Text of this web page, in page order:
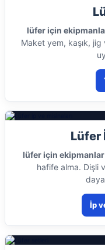
lüfer için
Maket yem, kaşık,
Lüfer
lüfer için ekipmanlar
hafife alma. Dişli
İp